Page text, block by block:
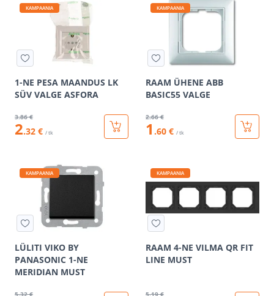
KAMPAANIA
1-NE PESA MAANDUS LK
SÜV VALGE ASFORA
3.86 €
2.32 € / tk
KAMPAANIA
RAAM ÜHENE ABB
BASIC55 VALGE
2.66 €
1 .60 € / tk
KAMPAANIA
LÜLITI VIKO BY
PANASONIC 1-NE
MERIDIAN MUST
5.32 €
KAMPAANIA
RAAM 4-NE VILMA QR FIT
LINE MUST
5.19 €